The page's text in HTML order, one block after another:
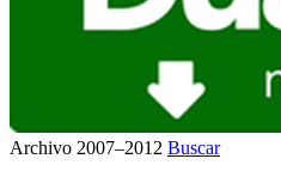
Archivo 2007–2012 Buscar